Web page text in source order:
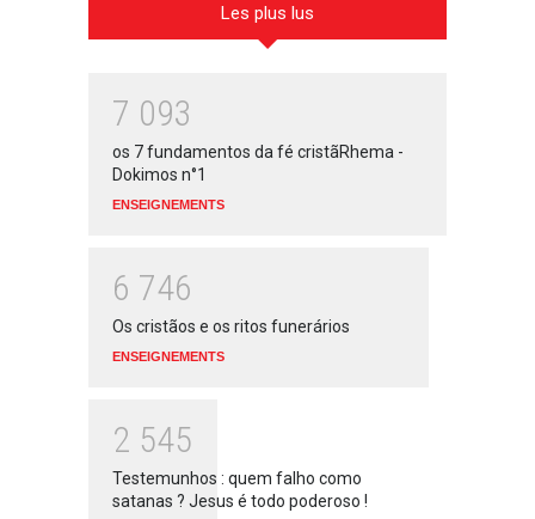
Les plus lus
7 093
os 7 fundamentos da fé cristãRhema -
Dokimos n°1
ENSEIGNEMENTS
6 746
Os cristãos e os ritos funerários
ENSEIGNEMENTS
2 545
Testemunhos : quem falho como
satanas ? Jesus é todo poderoso !